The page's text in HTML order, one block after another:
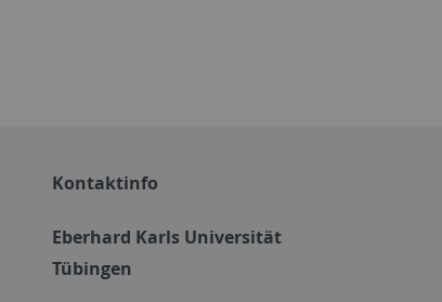
Kontaktinfo
Eberhard Karls Universität
Tübingen